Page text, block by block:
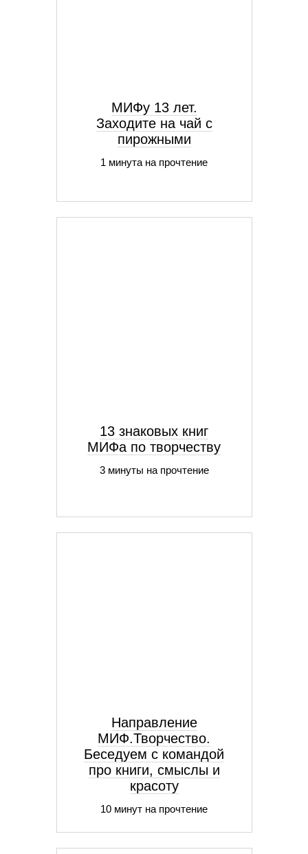
МИФу 13 лет.
Заходите на чай с
пирожными
1 минута на прочтение
13 знаковых книг
МИФа по творчеству
3 минуты на прочтение
Направление
МИФ.Творчество.
Беседуем с командой
про книги, смыслы и
красоту
10 минут на прочтение